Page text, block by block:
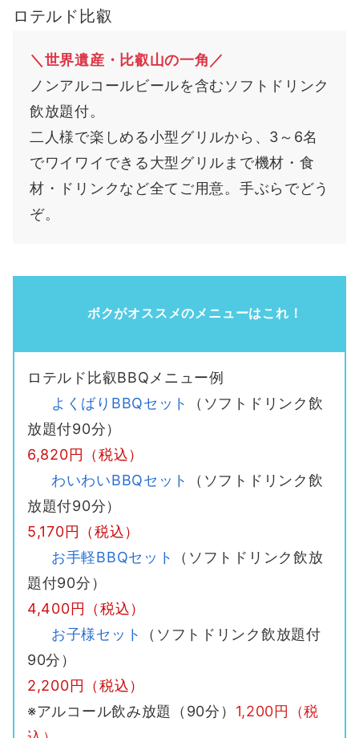
ロテルド比叡
＼世界遺産・比叡山の一角／
ノンアルコールビールを含むソフトドリンク
飲放題付。
二人様で楽しめる小型グリルから、3～6名
でワイワイできる大型グリルまで機材・食
材・ドリンクなど全てご用意。手ぶらでどう
ぞ。
ボクがオススメのメニューはこれ！
ロテルド比叡BBQメニュー例
よくばりBBQセット
（ソフトドリンク飲
放題付90分）
6,820円（税込）
わいわいBBQセット
（ソフトドリンク飲
放題付90分）
5,170円（税込）
お手軽BBQセット
（ソフトドリンク飲放
題付90分）
4,400円（税込）
お子様セット
（ソフトドリンク飲放題付
90分）
2,200円（税込）
※アルコール飲み放題（90分） 1,200円（税